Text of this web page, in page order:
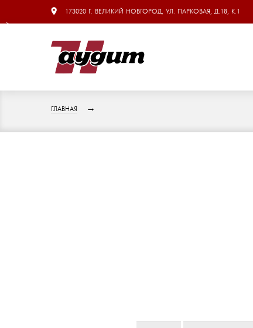
173020 Г. ВЕЛИКИЙ НОВГОРОД, УЛ. ПАРКОВАЯ, Д.18, К.1
-->
ГЛАВНАЯ